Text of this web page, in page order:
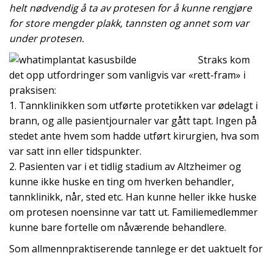
helt nødvendig å ta av protesen for å kunne rengjøre
for store mengder plakk, tannsten og annet som var
under protesen.
Straks kom
det opp utfordringer som vanligvis var «rett-fram» i
praksisen:
1. Tannklinikken som utførte protetikken var ødelagt i
brann, og alle pasientjournaler var gått tapt. Ingen på
stedet ante hvem som hadde utført kirurgien, hva som
var satt inn eller tidspunkter.
2. Pasienten var i et tidlig stadium av Altzheimer og
kunne ikke huske en ting om hverken behandler,
tannklinikk, når, sted etc. Han kunne heller ikke huske
om protesen noensinne var tatt ut. Familiemedlemmer
kunne bare fortelle om nåværende behandlere.
Som allmennpraktiserende tannlege er det uaktuelt for